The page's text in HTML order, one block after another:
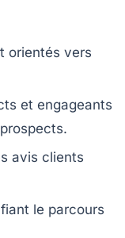
orientés vers
et engageants
avis clients
le parcours